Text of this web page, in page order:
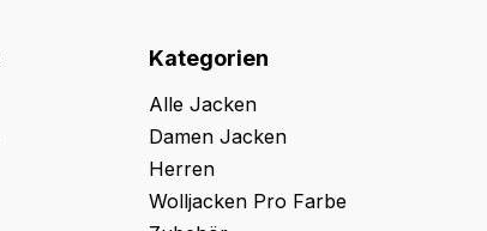
Kategorien
Alle Jacken
Damen Jacken
Herren
Wolljacken Pro Farbe